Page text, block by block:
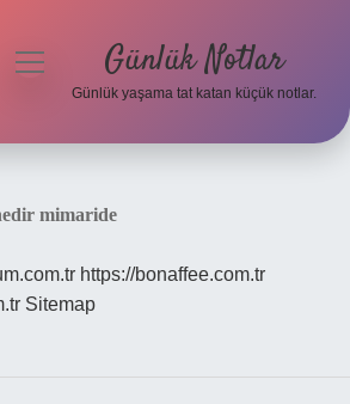
menüyü
Günlük Notlar
Günlük yaşama tat katan küçük notlar.
mimaride
https://bonaffee.com.tr
Sitemap